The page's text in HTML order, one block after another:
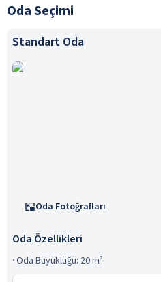
Oda Seçimi
Standart Oda
Oda Fotoğrafları
Oda Özellikleri
· Oda Büyüklüğü: 20 m²